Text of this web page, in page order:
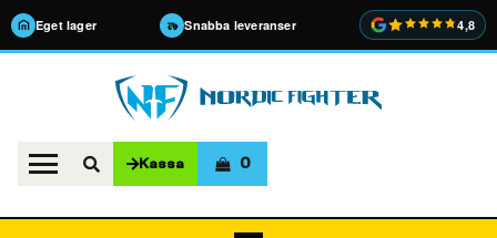
Eget lager Snabba leveranser 4,8
Kassa 0